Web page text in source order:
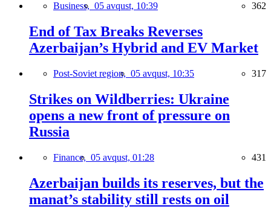
Business, 05 avqust, 10:39 362
End of Tax Breaks Reverses
Azerbaijan’s Hybrid and EV Market
Post-Soviet region, 05 avqust, 10:35 317
Strikes on Wildberries: Ukraine
opens a new front of pressure on
Russia
Finance, 05 avqust, 01:28 431
Azerbaijan builds its reserves, but the
manat’s stability still rests on oil